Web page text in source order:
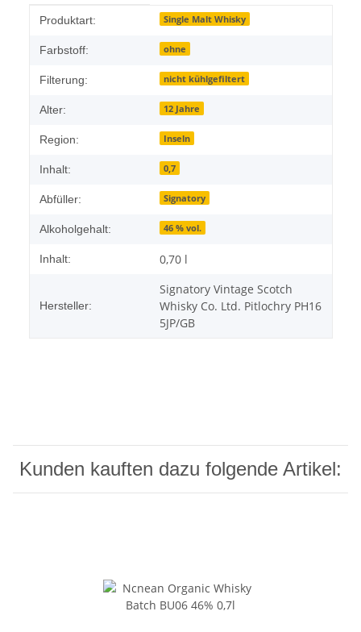
Produkteigenschaft
Wert
Produktart: Single Malt Whisky
Farbstoff: ohne
Filterung: nicht kühlgefiltert
Alter: 12 Jahre
Region: Inseln
Inhalt: 0,7
Abfüller: Signatory
Alkoholgehalt: 46 % vol.
Inhalt: 0,70 l
Hersteller:
Signatory Vintage Scotch
Whisky Co. Ltd. Pitlochry PH16
5JP/GB
Kunden kauften dazu folgende Artikel: